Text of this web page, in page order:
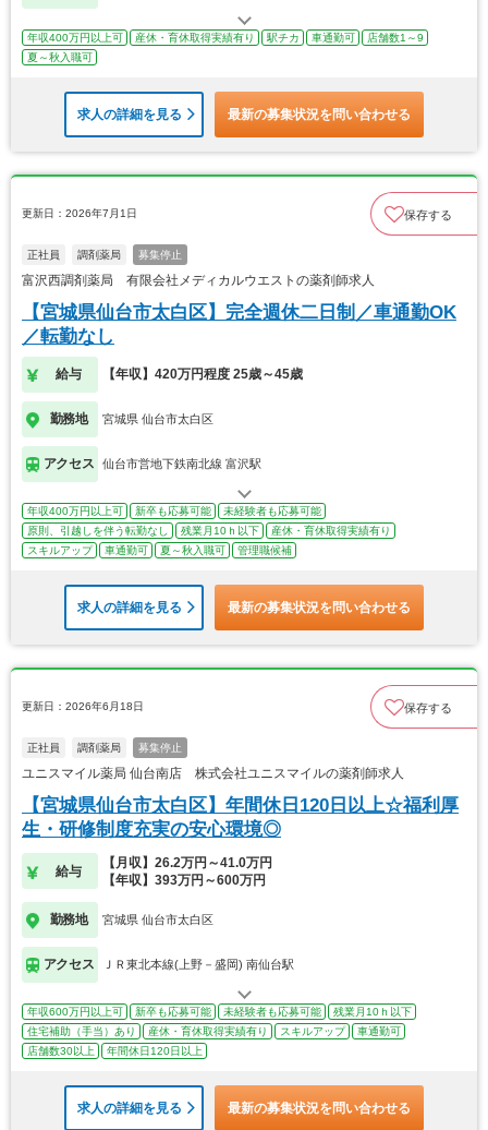
年収400万円以上可 産休・育休取得実績有り 駅チカ 車通勤可
店舗数1～9
夏～秋入職可
求人の詳細を見る 最新の募集状況を問い合わせる
更新日：2026年7月1日 保存する
正社員 調剤薬局 募集停止
富沢西調剤薬局 有限会社メディカルウエストの薬剤師求人
【宮城県仙台市太白区】完全週休二日制／車通勤OK
／転勤なし
給与 【年収】420万円程度 25歳～45歳
勤務地 宮城県 仙台市太白区
アクセス 仙台市営地下鉄南北線 富沢駅
年収400万円以上可 新卒も応募可能
未経験者も応募可能
原則、引越しを伴う転勤なし
残業月10ｈ以下
産休・育休取得実績有り
スキルアップ
車通勤可 夏～秋入職可 管理職候補
求人の詳細を見る 最新の募集状況を問い合わせる
更新日：2026年6月18日 保存する
正社員 調剤薬局 募集停止
ユニスマイル薬局 仙台南店 株式会社ユニスマイルの薬剤師求人
【宮城県仙台市太白区】年間休日120日以上☆福利厚
生・研修制度充実の安心環境◎
給与
【月収】26.2万円～41.0万円
【年収】393万円～600万円
勤務地 宮城県 仙台市太白区
アクセス ＪＲ東北本線(上野－盛岡) 南仙台駅
年収600万円以上可 新卒も応募可能 未経験者も応募可能
残業月10ｈ以下
住宅補助（手当）あり
産休・育休取得実績有り スキルアップ
車通勤可
店舗数30以上
年間休日120日以上
求人の詳細を見る 最新の募集状況を問い合わせる